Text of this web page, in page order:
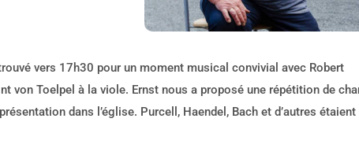
vers 17h30 pour un moment musical convivial avec Robert
von Toelpel à la viole. Ernst nous a proposé une répétition de
dans l’église. Purcell, Haendel, Bach et d’autres étaient